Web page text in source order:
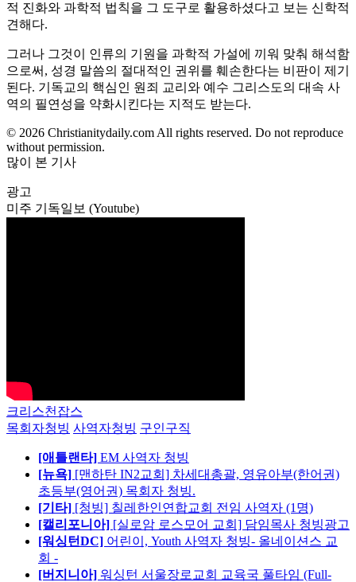
적 진화와 과학적 법칙을 그 도구로 활용하셨다고 보는 신학적
견해다.
그러나 그것이 인류의 기원을 과학적 가설에 끼워 맞춰 해석함
으로써, 성경 말씀의 절대적인 권위를 훼손한다는 비판이 제기
된다. 기독교의 핵심인 원죄 교리와 예수 그리스도의 대속 사
역의 필연성을 약화시킨다는 지적도 받는다.
© 2026 Christianitydaily.com All rights reserved. Do not reproduce
without permission.
많이 본 기사
광고
미주 기독일보 (Youtube)
크리스천잡스
목회자청빙 사역자청빙 구인구직
[애틀랜타] EM 사역자 청빙
[뉴욕] [맨하탄 IN2교회] 차세대총괄, 영유아부(한어권)
초등부(영어권) 목회자 청빙.
[기타] [청빙] 칠레한인연합교회 전임 사역자 (1명)
[캘리포니아] [실로암 로스모어 교회] 담임목사 청빙광고
[워싱턴DC] 어린이, Youth 사역자 청빙- 올네이션스 교
회 -
[버지니아] 워싱턴 서울장로교회 교육국 풀타임 (Full-